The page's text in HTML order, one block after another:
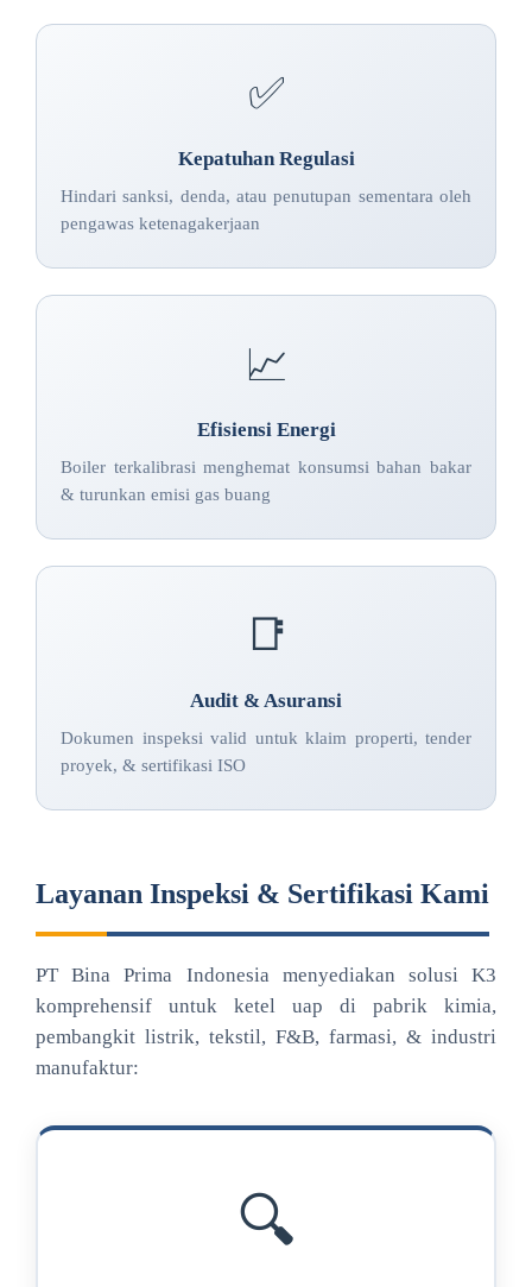
✅
Kepatuhan Regulasi
Hindari sanksi, denda, atau penutupan sementara oleh
pengawas ketenagakerjaan
📈
Efisiensi Energi
Boiler terkalibrasi menghemat konsumsi bahan bakar
& turunkan emisi gas buang
📑
Audit & Asuransi
Dokumen inspeksi valid untuk klaim properti, tender
proyek, & sertifikasi ISO
Layanan Inspeksi & Sertifikasi Kami
PT Bina Prima Indonesia menyediakan solusi K3
komprehensif untuk ketel uap di pabrik kimia,
pembangkit listrik, tekstil, F&B, farmasi, & industri
manufaktur:
🔍